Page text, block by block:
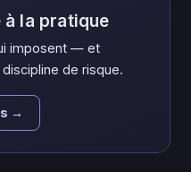
à la pratique
imposent — et
de risque.
→